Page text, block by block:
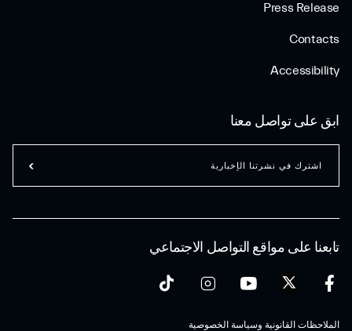
Press Release
Contacts
Accessibility
تابعنا على مواقع التواصل الاجتماعي
الملاحظات القانونية وسياسة الخصوصية
ابق على تواصل معنا
اشترك في نشرتنا الإخبارية